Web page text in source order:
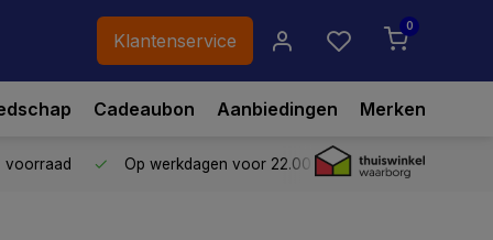
Klantenservice
0
Cadeaubon Aanbiedingen Merken
voorraad Op werkdagen voor 22.00 uur besteld,vandaag